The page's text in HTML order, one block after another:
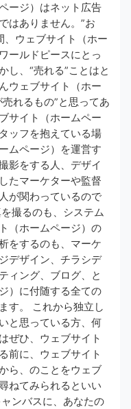
ージ）はネット広告
はありません。”お
、ウェブサイト（ホー
ールドピースにとっ
し、“売れる”ことはと
ウェブサイト（ホー
れるもの”と思ってあ
サイト（ホームペー
ッフを抱えている場
ムページ）を運営す
影をする人、デザイ
たマーケターや監督
が関わっているので
撮るのも、システム
（ホームページ）の
をするのも、マーケ
デザイン、チラシデ
ィング、ブログ、と
）に付随する全ての
す。 これから独立し
と思っている方、何
ぜひ、ウェブサイト
前に、ウェブサイト
ら、のことをウェブ
ねてみられるといい
ンバスに、あなたの